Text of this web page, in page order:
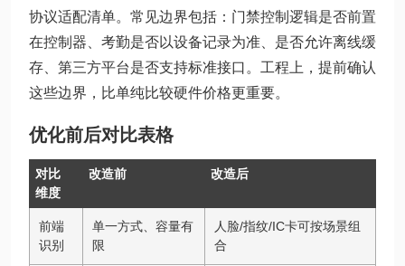
协议适配清单。常见边界包括：门禁控制逻辑是否前置
在控制器、考勤是否以设备记录为准、是否允许离线缓
存、第三方平台是否支持标准接口。工程上，提前确认
这些边界，比单纯比较硬件价格更重要。
优化前后对比表格
对比
维度
改造前 改造后
前端
识别
单一方式、容量有
限
人脸/指纹/IC卡可按场景组
合